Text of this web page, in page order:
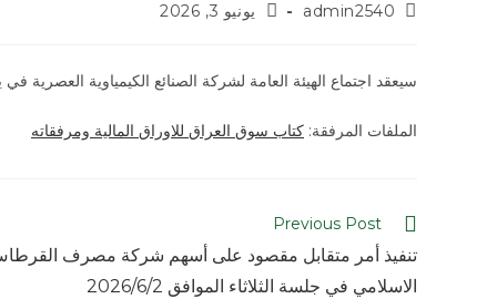
admin2540 يونيو 3, 2026
سيعقد اجتماع الهيئة العامة لشركة الصنائع الكيمياوية العصرية في يوم
الملفات المرفقة: كتاب سوق العراق للاوراق المالية ومرفقاته
Previous Post
تنفيذ أمر متقابل مقصود على أسهم شركة مصرف
الاسلامي في جلسة الثلاثاء الموافق 2026/6/2